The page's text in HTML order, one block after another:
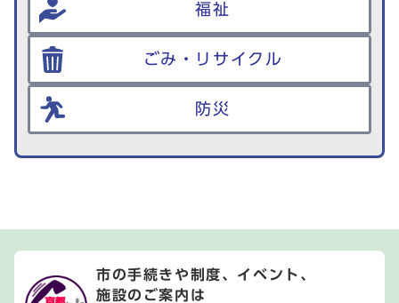
福祉
ごみ・リサイクル
防災
市の手続きや制度、イベント、
施設のご案内は